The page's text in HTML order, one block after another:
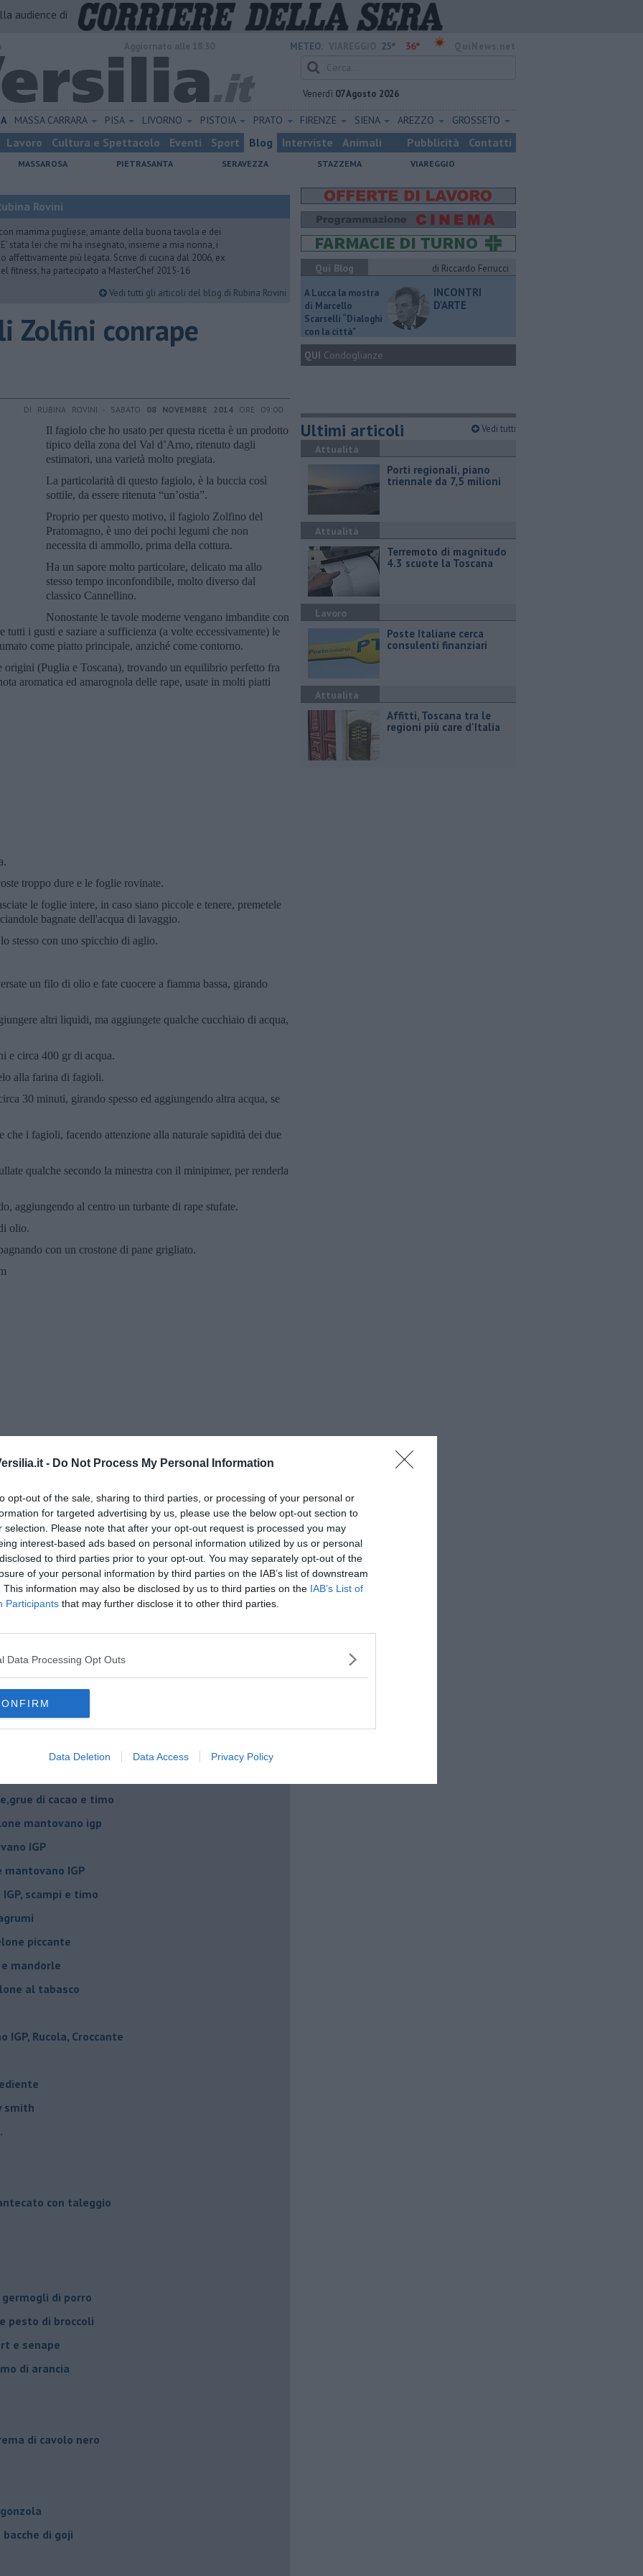
- Do Not Process My Personal Information
opt-out of the sale, sharing to third parties, or processing of your personal or
for targeted advertising by us, please use the below opt-out section to
selection. Please note that after your opt-out request is processed you may
interest-based ads based on personal information utilized by us or personal
to third parties prior to your opt-out. You may separately opt-out of the
of your personal information by third parties on the IAB’s list of downstream
This information may also be disclosed by us to third parties on the IAB’s List of
Participants that may further disclose it to other third parties.
Data Processing Opt Outs
Data Deletion Data Access Privacy Policy
audience di
METEO: 25° 36°
Venerdì 07 Agosto 2026
MASSA CARRARA PISA LIVORNO PISTOIA PRATO FIRENZE SIENA AREZZO GROSSETO
Lavoro Cultura e Spettacolo Eventi Sport Blog Interviste Animali Pubblicità Contatti
MASSAROSA PIETRASANTA SERAVEZZA STAZZEMA VIAREGGIO
Rovini
mamma pugliese, amante della buona tavola e dei
stata lei che mi ha insegnato, insieme a mia nonna, i
affettivamente più legata. Scrive di cucina dal 2006, ex
fitness, ha partecipato a MasterChef 2015-16
Vedi tutti gli articoli del blog di Rubina Rovini
Zolfini conrape
DI RUBINA ROVINI - SABATO 08 NOVEMBRE 2014 ORE 09:00
Il fagiolo che ho usato per questa ricetta è un prodotto
tipico della zona del Val d’Arno, ritenuto dagli
estimatori, una varietà molto pregiata.
La particolarità di questo fagiolo, è la buccia così
sottile, da essere ritenuta “un’ostia”.
Proprio per questo motivo, il fagiolo Zolfino del
Pratomagno, è uno dei pochi legumi che non
necessita di ammollo, prima della cottura.
Ha un sapore molto particolare, delicato ma allo
stesso tempo inconfondibile, molto diverso dal
classico Cannellino.
Nonostante le tavole moderne vengano imbandite con
tutti i gusti e saziare a sufficienza (a volte eccessivamente) le
come piatto principale, anziché come contorno.
origini (Puglia e Toscana), trovando un equilibrio perfetto fra
aromatica ed amarognola delle rape, usate in molti piatti
troppo dure e le foglie rovinate.
le foglie intere, in caso siano piccole e tenere, premetele
bagnate dell'acqua di lavaggio.
stesso con uno spicchio di aglio.
un filo di olio e fate cuocere a fiamma bassa, girando
altri liquidi, ma aggiungete qualche cucchiaio di acqua,
e circa 400 gr di acqua.
alla farina di fagioli.
30 minuti, girando spesso ed aggiungendo altra acqua, se
che i fagioli, facendo attenzione alla naturale sapidità dei due
qualche secondo la minestra con il minipimer, per renderla
aggiungendo al centro un turbante di rape stufate.
olio.
con un crostone di pane grigliato.
di Rubina Rovini
e latte di cocco
padano, gelatina al melone e lavanda
IGP
igp e peperoncino
igp al grana padano
con crostacei e molluschi
al melone mantovano
al mascarpone
IGP
di cacao e timo
mantovano igp
IGP
IGP
scampi e timo
piccante
mandorle
al tabasco
IGP, Rucola, Croccante
smith
con taleggio
di porro
pesto di broccoli
e senape
di arancia
di cavolo nero
di goji
Qui Blog
di Riccardo Ferrucci
A Lucca la mostra
di Marcello
Scarselli “Dialoghi
con la città"
INCONTRI
D'ARTE
QUI Condoglianze
Ultimi articoli Vedi tutti
Attualità
Porti regionali, piano
triennale da 7,5 milioni
Attualità
Terremoto di magnitudo
4.3 scuote la Toscana
Lavoro
Poste Italiane cerca
consulenti finanziari
Attualità
Affitti, Toscana tra le
regioni più care d'Italia